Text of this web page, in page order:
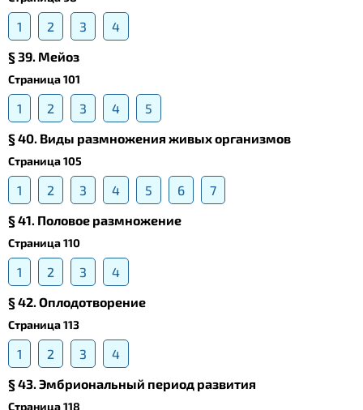
1 2 3
4
§ 39. Meйоз
Страница 101
1 2 3 4
5
§ 40. Виды размножения живых организмов
Страница 105
1 2 3 4 5 6
7
§ 41. Половое размножение
Страница 110
1 2 3
4
§ 42. Оплодотворение
Страница 113
1 2 3
4
§ 43. Эмбриональный период развития
Страница 118